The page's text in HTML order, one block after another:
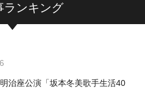
ランキング
治座公演「坂本冬美歌手生活40